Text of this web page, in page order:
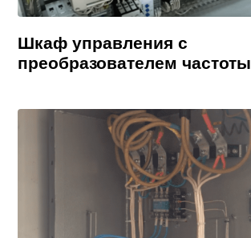
Шкаф управления с
преобразователем частоты